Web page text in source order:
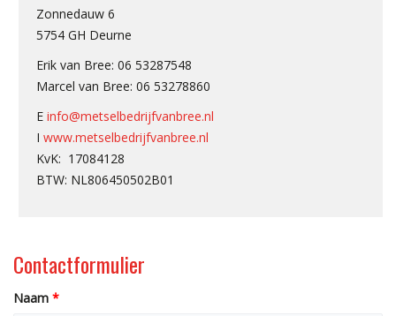
Zonnedauw 6
5754 GH Deurne
Erik van Bree: 06 53287548
Marcel van Bree: 06 53278860
E info@metselbedrijfvanbree.nl
I www.metselbedrijfvanbree.nl
KvK: 17084128
BTW: NL806450502B01
Contactformulier
Naam *